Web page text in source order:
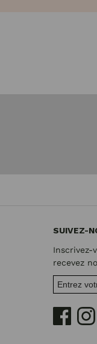
SUIVEZ-
Inscrivez-
recevez